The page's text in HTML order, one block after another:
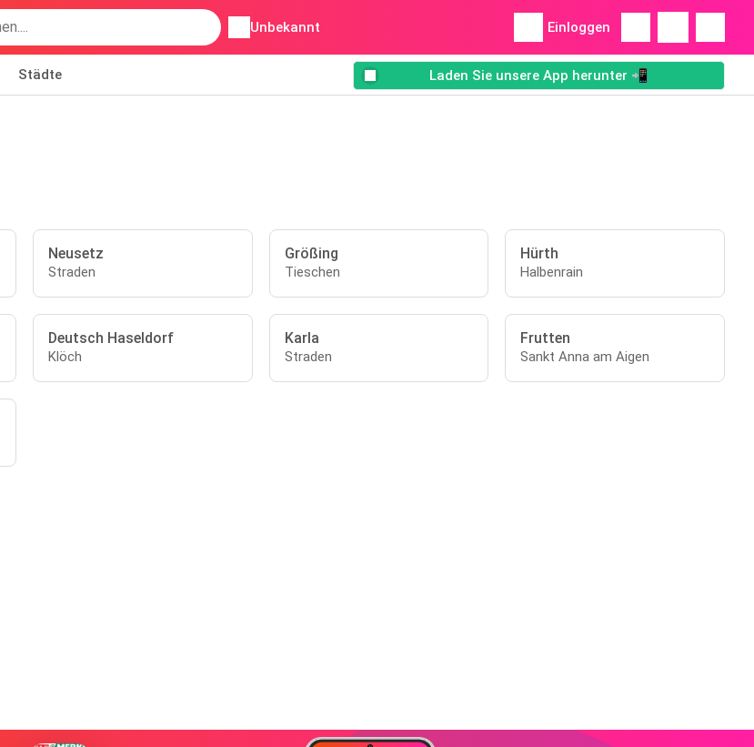
Unbekannt Einloggen
Städte Laden Sie unsere App herunter 📲
Neusetz
Straden
Größing
Tieschen
Hürth
Halbenrain
Deutsch Haseldorf
Klöch
Karla
Straden
Frutten
Sankt Anna am Aigen